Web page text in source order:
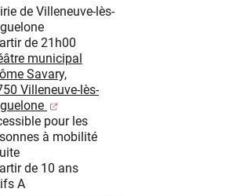
de Villeneuve-lès-
de 21h00
municipal
Savary,
Villeneuve-lès-
(ouverture dans un nouvel
pour les
à mobilité
de 10 ans
A